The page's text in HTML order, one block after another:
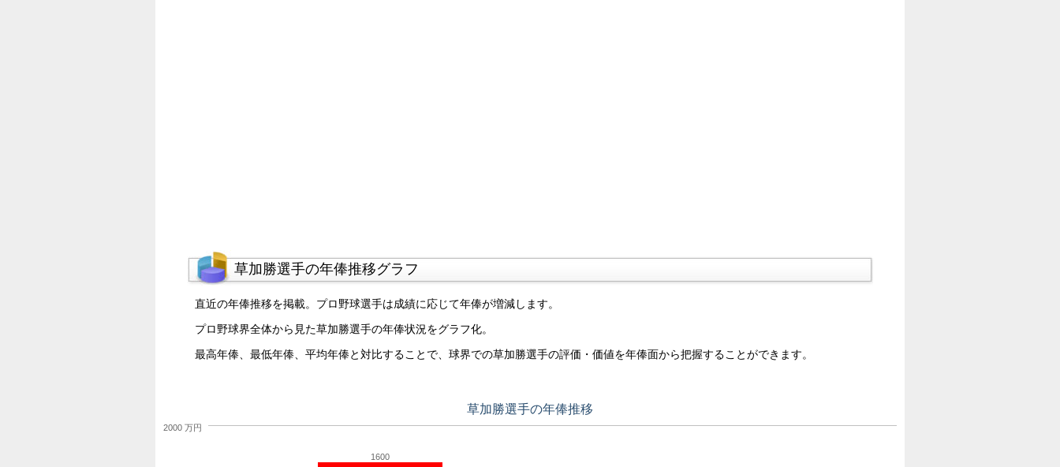
草加勝選手の年俸推移グラフ
直近の年俸推移を掲載。プロ野球選手は成績に応じて年俸が増減します。
プロ野球界全体から見た草加勝選手の年俸状況をグラフ化。
最高年俸、最低年俸、平均年俸と対比することで、球界での草加勝選手の評価・価値を年俸面から把握することができます。
草加勝選手の年俸推移
1600
2000 万円